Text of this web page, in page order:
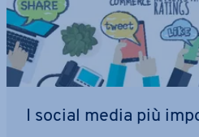
I social media più